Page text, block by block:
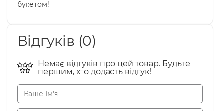
букетом!
Відгуків (0)
Немає відгуків про цей товар. Будьте
першим, хто додасть відгук!